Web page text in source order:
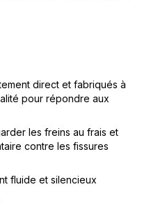
direct et fabriqués à
pour répondre aux
les freins au frais et
contre les fissures
fluide et silencieux